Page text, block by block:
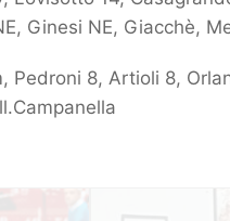
Ginesi NE, Giacchè,
Pedroni 8, Artioli 8,